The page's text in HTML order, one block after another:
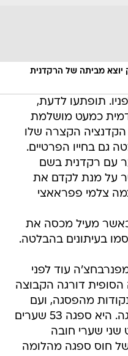
מביתה של הרקדנית
תופתעו לדעת,
כמעט מושלמת
הקצרה שלו
גם בחייו הפרטיים.
עם רקדנית בשם
על מנת לקדם את
צלמי פפראאצי
כאשר מעיל מכסה את
בעיתונים בהבלטה.
עוד לפני
הסופית דורגה הקבוצה
החמישי, במרחק 25 נקודות מהפסגה, ועם
מאזן ההגנה השני הגרוע בליגה. היא ספגה 53 שערים
שני שערי חובה
חוס ספגה מהלומה